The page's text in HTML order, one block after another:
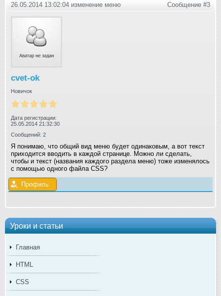
Уроки и статьи
Главная
HTML
CSS
26.05.2014 13:02:04 изменение меню
Сообщение #3
cvet-ok
Новичок
Дата регистрации:
25.05.2014 21:32:30
Сообщений: 2
Я понимаю, что общий вид меню будет одинаковым, а вот текст
приходится вводить в каждой странице. Можно ли сделать,
чтобы и текст (названия каждого раздела меню) тоже изменялось
с помощью одного файла CSS?
Профиль